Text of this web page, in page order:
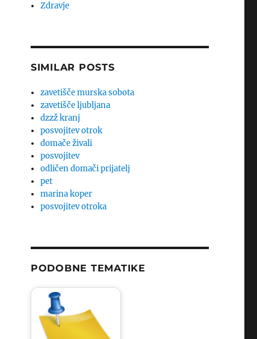
Zdravje
SIMILAR POSTS
zavetišče murska sobota
zavetišče ljubljana
dzzž kranj
posvojitev otrok
domače živali
posvojitev
odličen domači prijatelj
pet
marina koper
posvojitev otroka
PODOBNE TEMATIKE